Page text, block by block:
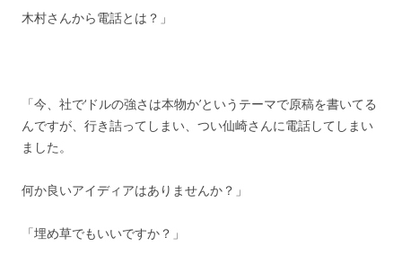
木村さんから電話とは？」
「今、社で‘ドルの強さは本物か’というテーマで原稿を書いてる
んですが、行き詰ってしまい、つい仙崎さんに電話してしまい
ました。
何か良いアイディアはありませんか？」
「埋め草でもいいですか？」